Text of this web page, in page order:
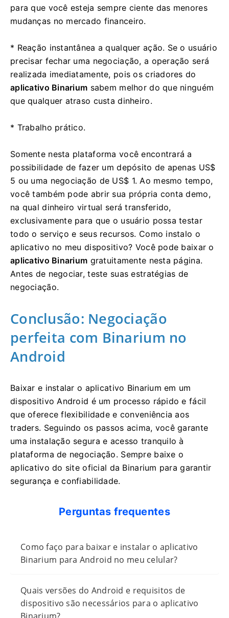
para que você esteja sempre ciente das menores
mudanças no mercado financeiro.
* Reação instantânea a qualquer ação. Se o usuário
precisar fechar uma negociação, a operação será
realizada imediatamente, pois os criadores do
aplicativo Binarium sabem melhor do que ninguém
que qualquer atraso custa dinheiro.
* Trabalho prático.
Somente nesta plataforma você encontrará a
possibilidade de fazer um depósito de apenas US$
5 ou uma negociação de US$ 1. Ao mesmo tempo,
você também pode abrir sua própria conta demo,
na qual dinheiro virtual será transferido,
exclusivamente para que o usuário possa testar
todo o serviço e seus recursos. Como instalo o
aplicativo no meu dispositivo? Você pode baixar o
aplicativo Binarium gratuitamente nesta página.
Antes de negociar, teste suas estratégias de
negociação.
Conclusão: Negociação
perfeita com Binarium no
Android
Baixar e instalar o aplicativo Binarium em um
dispositivo Android é um processo rápido e fácil
que oferece flexibilidade e conveniência aos
traders. Seguindo os passos acima, você garante
uma instalação segura e acesso tranquilo à
plataforma de negociação. Sempre baixe o
aplicativo do site oficial da Binarium para garantir
segurança e confiabilidade.
Perguntas frequentes
Como faço para baixar e instalar o aplicativo
Binarium para Android no meu celular?
Quais versões do Android e requisitos de
dispositivo são necessários para o aplicativo
Binarium?